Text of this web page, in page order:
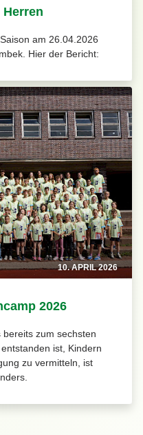
am 26.04.2026
Hier der Bericht:
10. APRIL 2026
2026
zum sechsten
ist, Kindern
zu vermitteln, ist